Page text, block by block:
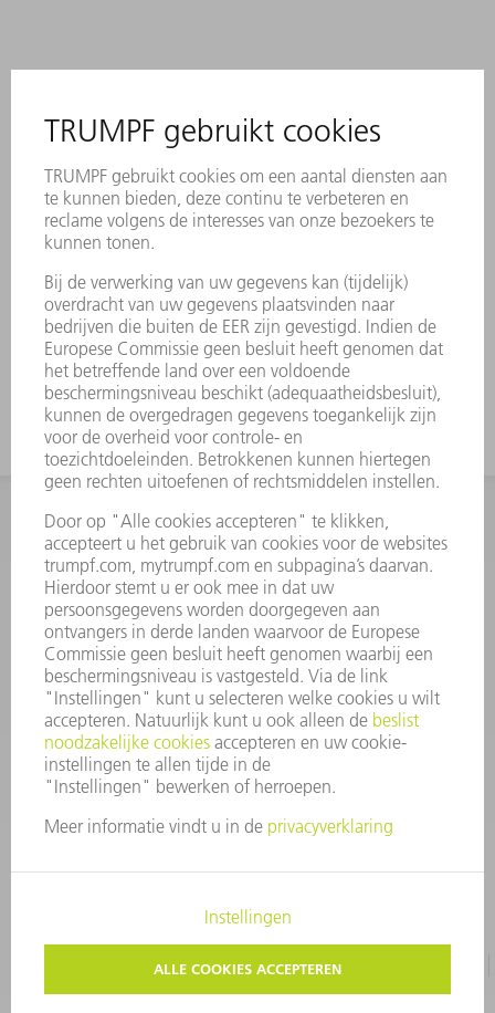
INFORMATIE
Veel gestelde vragen
Algemene voorwaarden
CONTACT
+31 88 4002 400
Ma. - vr. 8.00 - 17.00 uur
onderdelen.tnl@de.trumpf.com
GEGEVENSBESCHERMING
COPYRIGHT EN LOGO
GEBRUIKSVOORWAARDEN